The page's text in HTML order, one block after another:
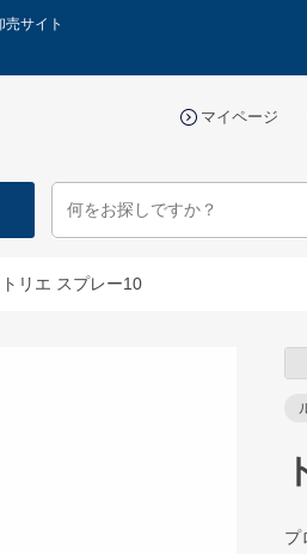
サイト
マイページ
トリエ スプレー10
プ